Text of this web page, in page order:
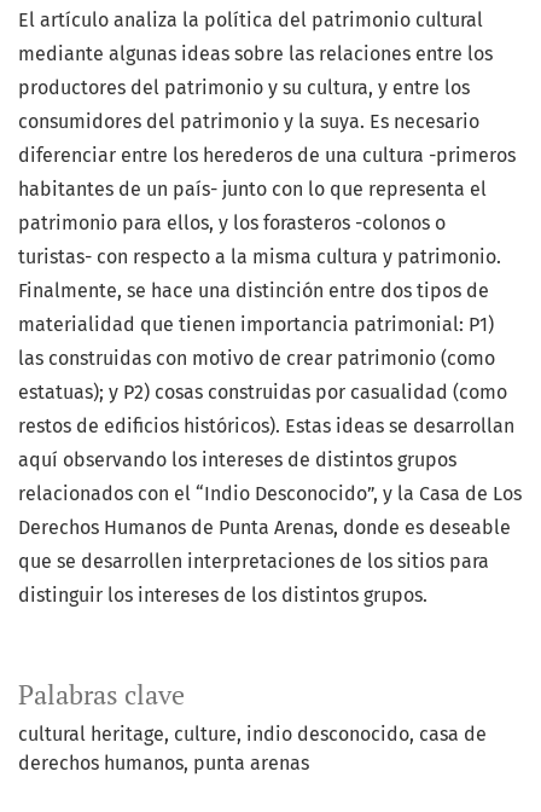
Palabras clave
cultural heritage culture indio desconocido casa de
derechos humanos punta arenas
El artículo analiza la política del patrimonio cultural
mediante algunas ideas sobre las relaciones entre los
productores del patrimonio y su cultura, y entre los
consumidores del patrimonio y la suya. Es necesario
diferenciar entre los herederos de una cultura -primeros
habitantes de un país- junto con lo que representa el
patrimonio para ellos, y los forasteros -colonos o
turistas- con respecto a la misma cultura y patrimonio.
Finalmente, se hace una distinción entre dos tipos de
materialidad que tienen importancia patrimonial: P1)
las construidas con motivo de crear patrimonio (como
estatuas); y P2) cosas construidas por casualidad (como
restos de edificios históricos). Estas ideas se desarrollan
aquí observando los intereses de distintos grupos
relacionados con el “Indio Desconocido”, y la Casa de Los
Derechos Humanos de Punta Arenas, donde es deseable
que se desarrollen interpretaciones de los sitios para
distinguir los intereses de los distintos grupos.